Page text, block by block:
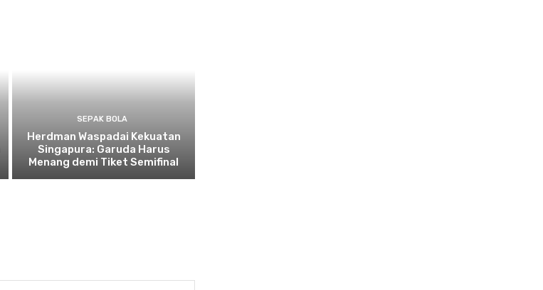
SEPAK BOLA
Herdman Waspadai Kekuatan
Singapura: Garuda Harus
Menang demi Tiket Semifinal